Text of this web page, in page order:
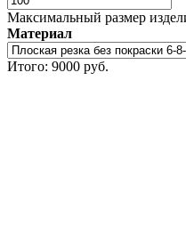
Максимальный размер
Материал
Итого: 9000 руб.